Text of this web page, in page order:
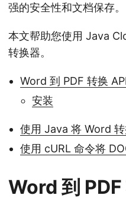
强的安全性和文档保存。
本文帮助您使用 Java
转换器。
Word 到 PDF 转换
安装
使用 Java 将 Word
使用 cURL 命令将
Word 到